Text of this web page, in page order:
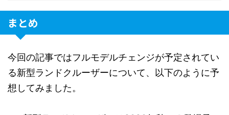
まとめ
今回の記事ではフルモデルチェンジが予定されてい
る新型ランドクルーザーについて、以下のように予
想してみました。